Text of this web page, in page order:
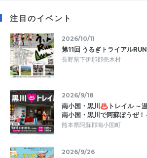
注目のイベント
2026/10/11
第11回 うるぎトライアルRUN
長野県下伊那郡売木村
2026/9/18
南小国・黒川♨トレイル ～温
南小国・黒川で阿蘇ぼうぜ！
熊本県阿蘇郡南小国町
2026/9/26